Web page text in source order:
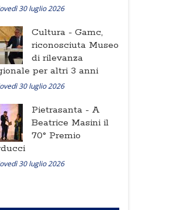
30 luglio 2026
Cultura - Gamc,
riconosciuta Museo
di rilevanza
per altri 3 anni
30 luglio 2026
Pietrasanta - A
Beatrice Masini il
70° Premio
30 luglio 2026